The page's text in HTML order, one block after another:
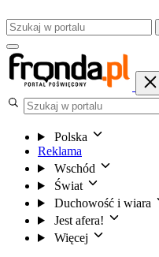
Polska
Reklama
Wschód
Świat
Duchowość i wiara
Jest afera!
Więcej